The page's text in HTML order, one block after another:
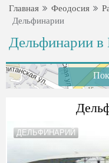
Главная Феодосия
Дельфинарии
Дельфинарии в
ДЕЛЬФИНАРИЙ